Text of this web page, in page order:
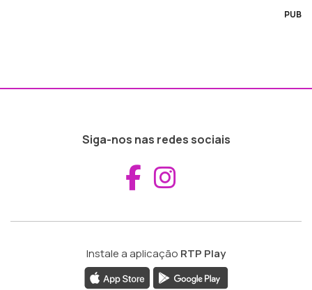
PUB
Siga-nos nas redes sociais
Aceder ao
Instale a aplicação RTP Play